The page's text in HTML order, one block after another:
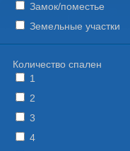
Замок/поместье
Земельные участки
Количество спален
1
2
3
4